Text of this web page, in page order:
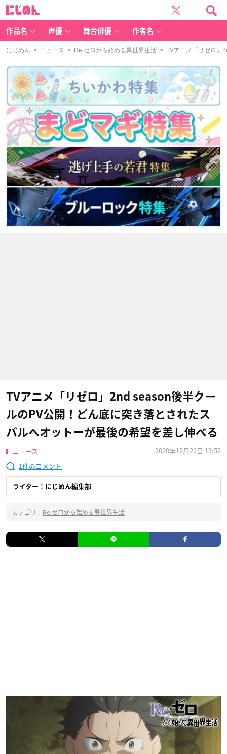
作品名 声優 舞台俳優 作者名
にじめん > ニュース > Re:ゼロから始める異世界生活 > TVアニメ「リゼロ」
TVアニメ「リゼロ」2nd season後半クー
ルのPV公開！どん底に突き落とされたス
バルへオットーが最後の希望を差し伸べる
ニュース
2020年12月22日 19:52
1
ライター：にじめん編集部
カテゴリ : Re:ゼロから始める異世界生活